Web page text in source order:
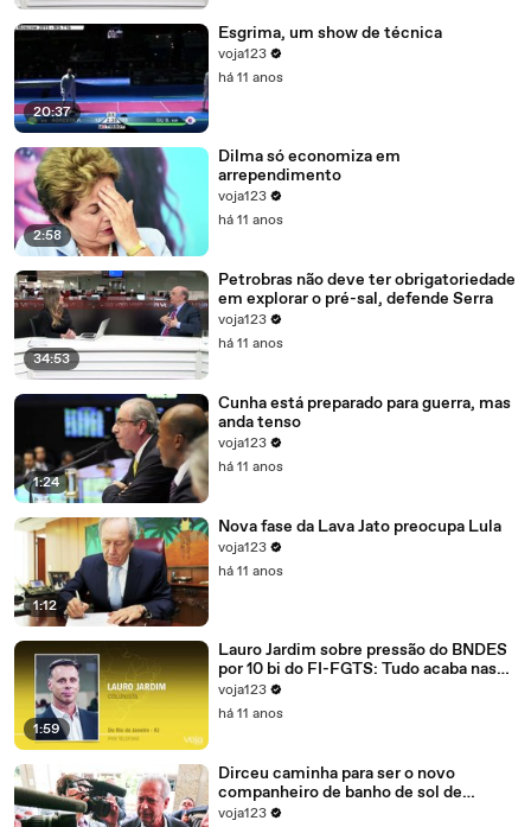
20:37
Esgrima, um show de técnica
voja123
há 11 anos
2:58
Dilma só economiza em
arrependimento
voja123
há 11 anos
34:53
Petrobras não deve ter obrigatoriedade
em explorar o pré-sal, defende Serra
voja123
há 11 anos
1:24
Cunha está preparado para guerra, mas
anda tenso
voja123
há 11 anos
1:12
Nova fase da Lava Jato preocupa Lula
voja123
há 11 anos
1:59
Lauro Jardim sobre pressão do BNDES
por 10 bi do FI-FGTS: Tudo acaba nas
mãos de Cunha
voja123
há 11 anos
Dirceu caminha para ser o novo
companheiro de banho de sol de
Marcelo Odebrecht e Cia.
voja123